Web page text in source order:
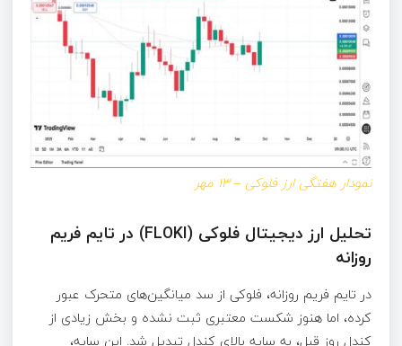
نمودار هفتگی ارز فلوکی – ۱۳ مهر
تحلیل ارز دیجیتال فلوکی (FLOKI)‌ در تایم فریم
روزانه
در تایم فریم روزانه، فلوکی از سد میانگین‌های متحرک عبور
کرده، اما هنوز شکست معتبری ثبت نشده و بخش زیادی از
کندل روز قبل، به سایه بالای کندل تبدیل شد. این سایه،